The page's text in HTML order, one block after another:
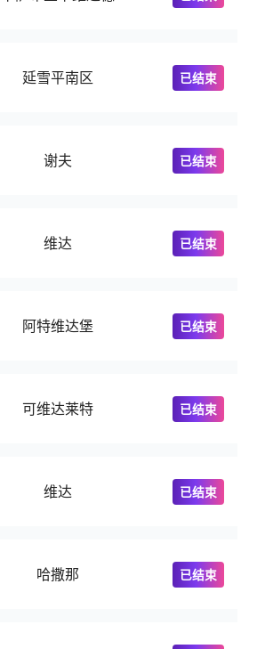
延雪平南区 已结束
谢夫 已结束
维达 已结束
阿特维达堡 已结束
可维达莱特 已结束
维达 已结束
哈撒那 已结束